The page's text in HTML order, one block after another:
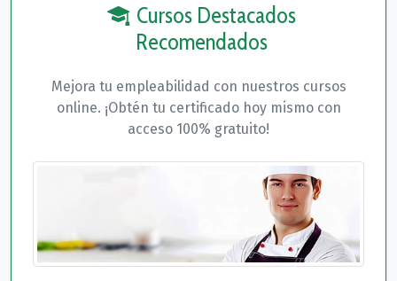
Cursos Destacados
Recomendados
Mejora tu empleabilidad con nuestros cursos
online. ¡Obtén tu certificado hoy mismo con
acceso 100% gratuito!